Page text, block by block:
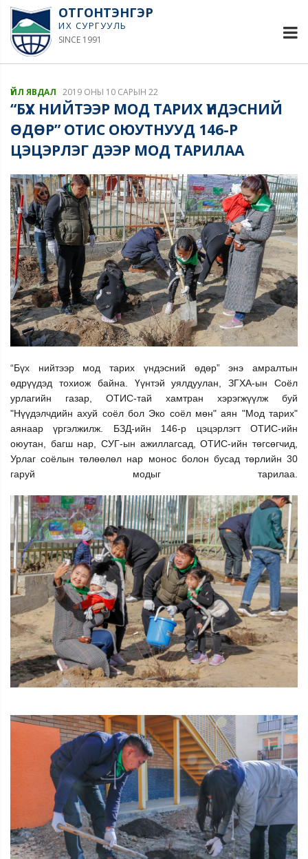
ОТГОНТЭНГЭР
ИХ СУРГУУЛЬ
SINCE 1991
ҮЙЛ ЯВДАЛ 2019 ОНЫ 10 САРЫН 22
“БҮХ НИЙТЭЭР МОД ТАРИХ ҮНДЭСНИЙ
ӨДӨР” ОТИС ОЮУТНУУД 146-Р
ЦЭЦЭРЛЭГ ДЭЭР МОД ТАРИЛАА
“Бүх нийтээр мод тарих үндэсний өдөр” энэ амралтын
өдрүүдэд тохиож байна. Үүнтэй уялдуулан, ЗГХА-ын Соёл
урлагийн газар, ОТИС-тай хамтран хэрэгжүүлж буй
"Нүүдэлчдийн ахуй соёл бол Эко соёл мөн" аян "Мод тарих"
аянаар үргэлжилж. БЗД-ийн 146-р цэцэрлэгт ОТИС-ийн
оюутан, багш нар, СУГ-ын ажиллагсад, ОТИС-ийн төгсөгчид,
Урлаг соёлын төлөөлөл нар монос болон бусад төрлийн 30
гаруй модыг тарилаа.